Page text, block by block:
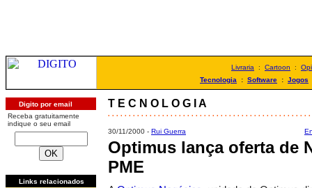
Livraria : Cartoon :
Tecnologia : Software : Jogos
Digito por email
Receba gratuitamente
indique o seu email
Links relacionados
T E C N O L O G I A
. . . . . . . . . . . . . . . . . . . . . . . . . . . . . . . . . . . . . . . . . . . . . . . .
30/11/2000 - Rui Guerra
Optimus lança oferta de
PME